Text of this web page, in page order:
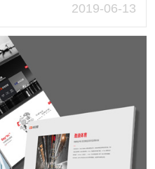
2019-06-13